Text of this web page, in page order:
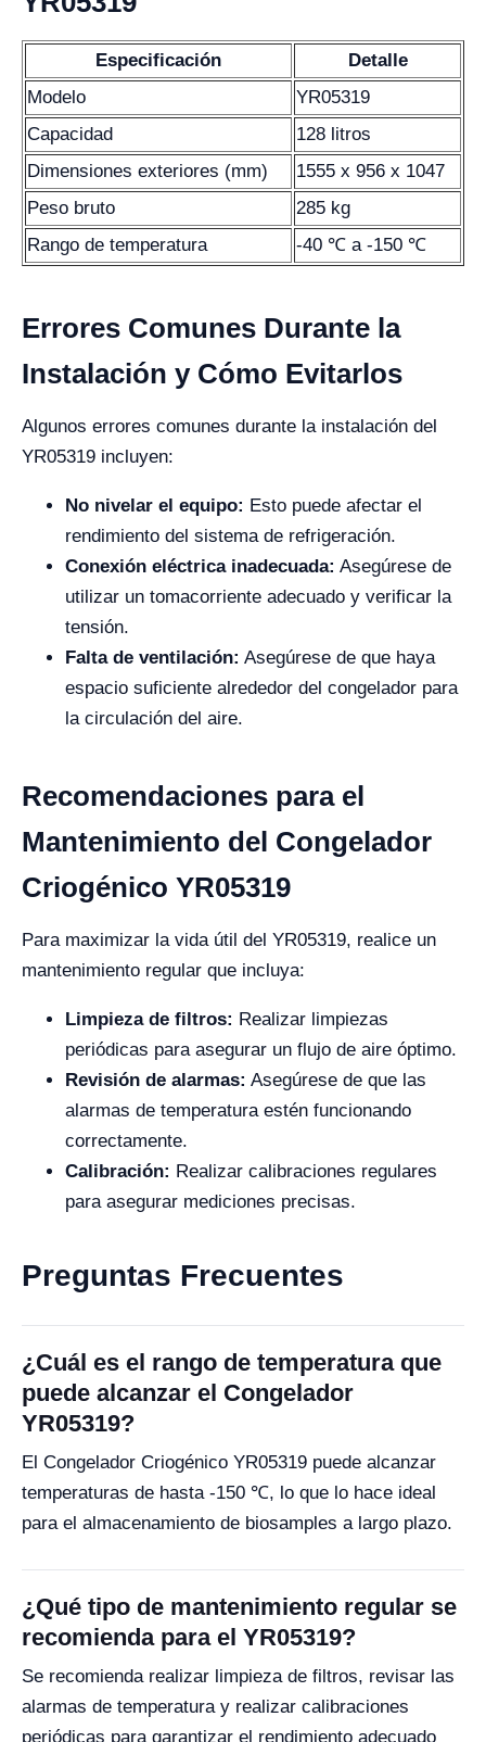
Especificación
Detalle
Modelo
YR05319
Capacidad
128 litros
Dimensiones exteriores (mm)
1555 x 956 x 1047
Peso bruto
285 kg
Rango de temperatura
-40 ℃ a -150 ℃
Errores Comunes Durante la
Instalación y Cómo Evitarlos
Algunos errores comunes durante la instalación del
YR05319 incluyen:
No nivelar el equipo: Esto puede afectar el
rendimiento del sistema de refrigeración.
Conexión eléctrica inadecuada: Asegúrese de
utilizar un tomacorriente adecuado y verificar la
tensión.
Falta de ventilación: Asegúrese de que haya
espacio suficiente alrededor del congelador para
la circulación del aire.
Recomendaciones para el
Mantenimiento del Congelador
Criogénico YR05319
Para maximizar la vida útil del YR05319, realice un
mantenimiento regular que incluya:
Limpieza de filtros: Realizar limpiezas
periódicas para asegurar un flujo de aire óptimo.
Revisión de alarmas: Asegúrese de que las
alarmas de temperatura estén funcionando
correctamente.
Calibración: Realizar calibraciones regulares
para asegurar mediciones precisas.
Preguntas Frecuentes
¿Cuál es el rango de temperatura que
puede alcanzar el Congelador
YR05319?
El Congelador Criogénico YR05319 puede alcanzar
temperaturas de hasta -150 ℃, lo que lo hace ideal
para el almacenamiento de biosamples a largo plazo.
¿Qué tipo de mantenimiento regular se
recomienda para el YR05319?
Se recomienda realizar limpieza de filtros, revisar las
alarmas de temperatura y realizar calibraciones
periódicas para garantizar el rendimiento adecuado